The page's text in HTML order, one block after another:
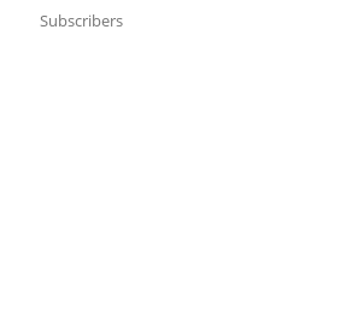
Subscribers